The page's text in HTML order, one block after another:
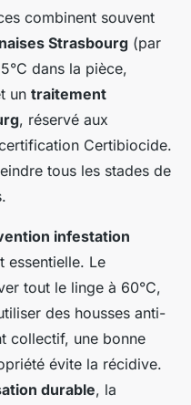
combinent souvent
Strasbourg (par
dans la pièce,
un traitement
, réservé aux
Certibiocide.
tous les stades de
infestation
essentielle. Le
tout le linge à 60°C,
des housses anti-
collectif, une bonne
évite la récidive.
durable, la